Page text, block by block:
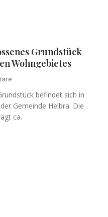
Grundstück
Wohngebietes
befindet sich in
Gemeinde Helbra. Die
ca.